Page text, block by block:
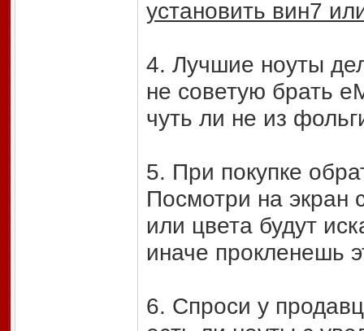
установить вин7
4. Лучшие ноуты
не советую брать
чуть ли не из
5. При покупке
Посмотри на экран
или цвета будут
иначе прокленешь
6. Спроси у